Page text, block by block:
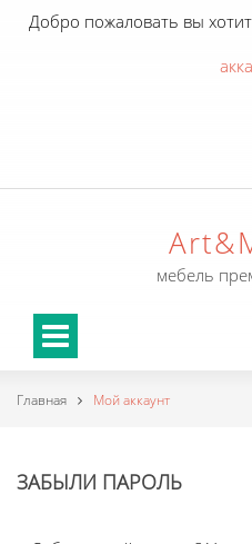
Добро пожаловать вы
мебель
Главная Мой аккаунт
ЗАБЫЛИ ПАРОЛЬ